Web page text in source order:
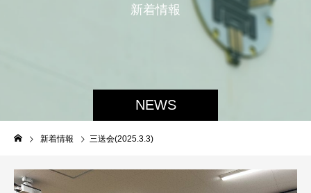
NEWS
新着情報
新着情報 三送会(2025.3.3)